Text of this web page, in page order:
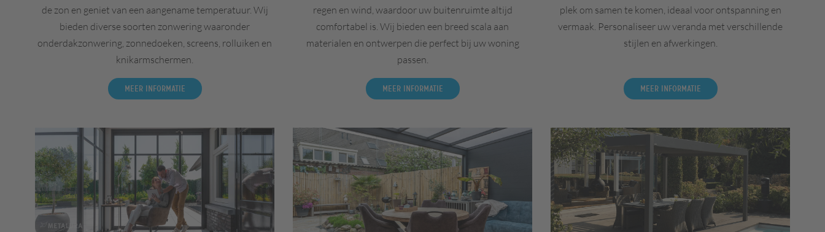
de zon en geniet van een aangename temperatuur. Wij
bieden diverse soorten zonwering waaronder
onderdakzonwering, zonnedoeken, screens, rolluiken en
knikarmschermen.
Meer informatie
regen en wind, waardoor uw buitenruimte altijd
comfortabel is. Wij bieden een breed scala aan
materialen en ontwerpen die perfect bij uw woning
passen.
Meer informatie
plek om samen te komen, ideaal voor ontspanning en
vermaak. Personaliseer uw veranda met verschillende
stijlen en afwerkingen.
Meer informatie